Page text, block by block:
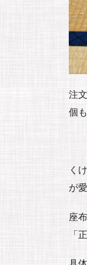
注
個
く
が
座
「